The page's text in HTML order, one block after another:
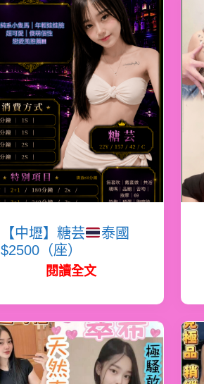
【中壢】糖芸
泰國
$2500（座）
閱讀全文